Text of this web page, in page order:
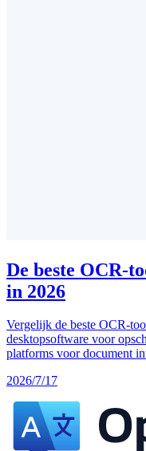
De beste OCR-
in 2026
Vergelijk de beste OCR-
desktopsoftware voor
platforms voor document
2026/7/17